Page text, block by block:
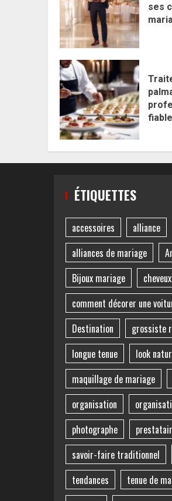
ses
ÉTIQUETTES
accessoires alliance
alliances de mariage
Bijoux mariage
cheveux
comment décorer une
Destination
grossiste
longue tenue
look
maquillage de mariage
organisation
photographe
savoir-faire traditionnel
tendances
tenue de